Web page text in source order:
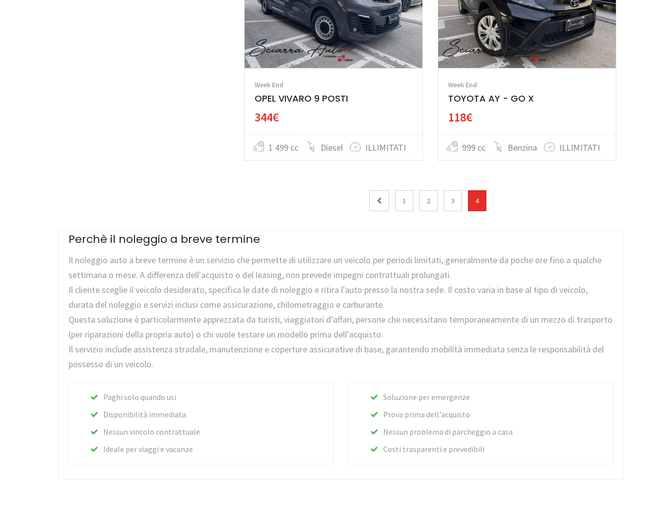
Week End
OPEL VIVARO 9 POSTI
344€
1 499 cc Diesel ILLIMITATI
Week End
TOYOTA AY - GO X
118€
999 cc Benzina ILLIMITATI
1 2 3 4
Perchè il noleggio a breve termine
Il noleggio auto a breve termine è un servizio che permette di utilizzare un veicolo per periodi limitati, generalmente da poche ore fino a qualche
settimana o mese. A differenza dell'acquisto o del leasing, non prevede impegni contrattuali prolungati.
Il cliente sceglie il veicolo desiderato, specifica le date di noleggio e ritira l'auto presso la nostra sede. Il costo varia in base al tipo di veicolo,
durata del noleggio e servizi inclusi come assicurazione, chilometraggio e carburante.
Questa soluzione è particolarmente apprezzata da turisti, viaggiatori d'affari, persone che necessitano temporaneamente di un mezzo di trasporto
(per riparazioni della propria auto) o chi vuole testare un modello prima dell'acquisto.
Il servizio include assistenza stradale, manutenzione e coperture assicurative di base, garantendo mobilità immediata senza le responsabilità del
possesso di un veicolo.
Paghi solo quando usi
Disponibilità immediata
Nessun vincolo contrattuale
Ideale per viaggi e vacanze
Soluzione per emergenze
Prova prima dell'acquisto
Nessun problema di parcheggio a casa
Costi trasparenti e prevedibili